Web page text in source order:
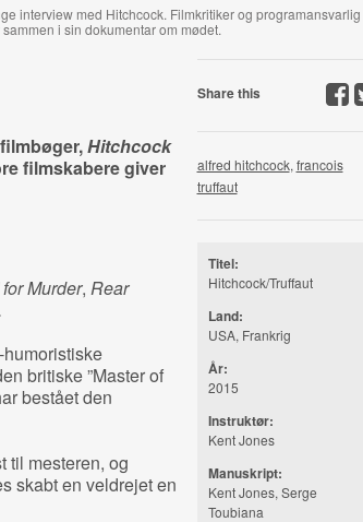
interview med Hitchcock. Filmkritiker og programansvarlig
i sin dokumentar om mødet.
Hitchcock
filmskabere giver
Murder, Rear
britiske ”Master of
bestået den
til mesteren, og
skabt en veldrejet en
Share this
alfred hitchcock, francois
truffaut
Titel:
Hitchcock/Truffaut
Land:
USA, Frankrig
År:
2015
Instruktør:
Kent Jones
Manuskript:
Kent Jones, Serge
Toubiana